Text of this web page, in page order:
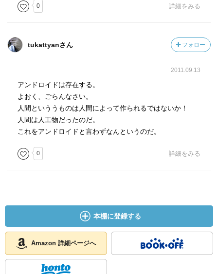
まあ、金持ちイケメンエワルド卿の悩みもなんだか陳腐だ
ったけどさ
いて金を稼ぎ始めて何が悪いんじゃ
時代錯誤ですか
0 詳細をみる
tukattyanさん フォロー
2011.09.13
アンドロイドは存在する。
よおく、ごらんなさい。
人間といううものは人間によって作られるではないか！
人間は人工物だったのだ。
これをアンドロイドと言わずなんというのだ。
0 詳細をみる
本棚に登録する
Amazon 詳細ページへ